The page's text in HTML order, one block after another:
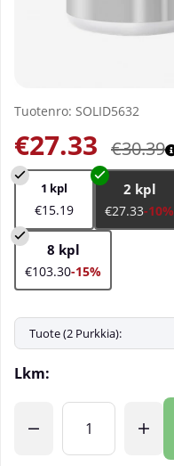
Tuotenro: SOLID5632
€30.39
€27.33
1 kpl
€15.19
2 kpl
€27.33-10%
8 kpl
€103.30-15%
Lkm: